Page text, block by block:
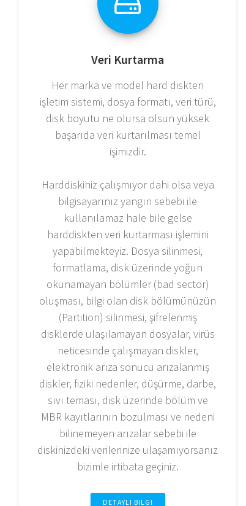
Veri Kurtarma
Her marka ve model hard diskten
işletim sistemi, dosya formatı, veri türü,
disk boyutu ne olursa olsun yüksek
başarıda veri kurtarılması temel
işimizdir.
Harddiskiniz çalışmıyor dahi olsa veya
bilgisayarınız yangın sebebi ile
kullanılamaz hale bile gelse
harddiskten veri kurtarması işlemini
yapabilmekteyiz. Dosya silinmesi,
formatlama, disk üzerinde yoğun
okunamayan bölümler (bad sector)
oluşması, bilgi olan disk bölümünüzün
(Partition) silinmesi, şifrelenmiş
disklerde ulaşılamayan dosyalar, virüs
neticesinde çalışmayan diskler,
elektronik arıza sonucu arızalanmış
diskler, fiziki nedenler, düşürme, darbe,
sıvı teması, disk üzerinde bölüm ve
MBR kayıtlarının bozulması ve nedeni
bilinemeyen arızalar sebebi ile
diskinizdeki verilerinize ulaşamıyorsanız
bizimle irtibata geçiniz.
DETAYLI BILGI